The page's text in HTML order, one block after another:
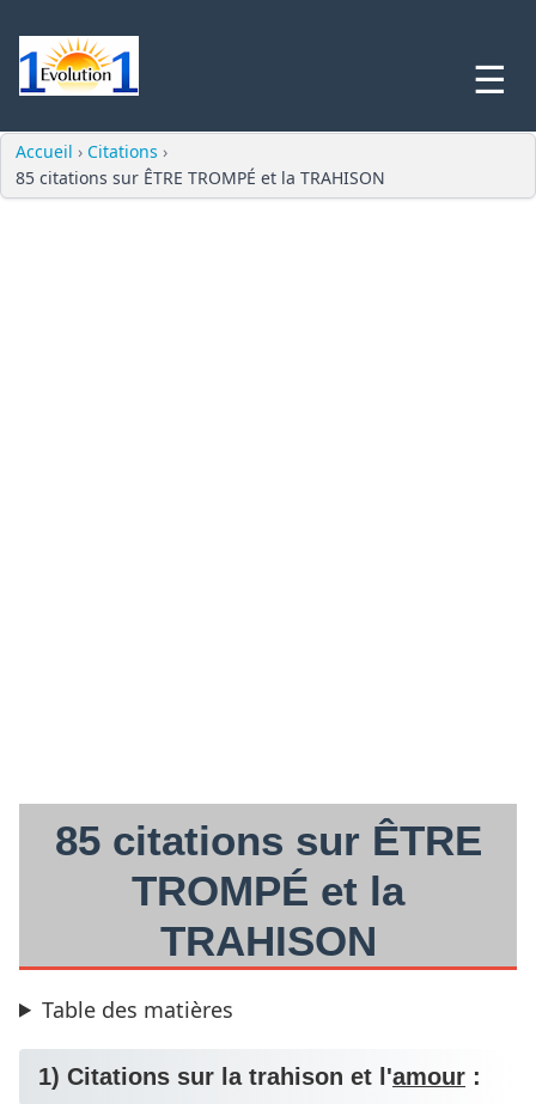
☰
Accueil › Citations ›
85 citations sur ÊTRE TROMPÉ et la TRAHISON
85 citations sur ÊTRE
TROMPÉ et la
TRAHISON
Table des matières
1) Citations sur la trahison et l'amour :